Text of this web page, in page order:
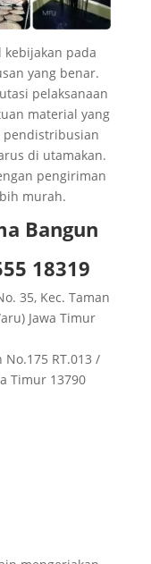
kebijakan pada
yang benar.
pelaksanaan
material yang
pendistribusian
di utamakan.
pengiriman
murah.
Bangun
18319
35, Kec. Taman
Jawa Timur
No.175 RT.013 /
Timur 13790